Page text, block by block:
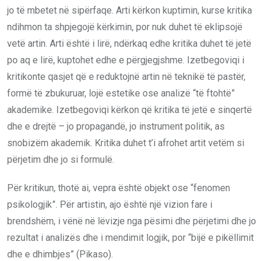
jo të mbetet në sipërfaqe. Arti kërkon kuptimin, kurse kritika
ndihmon ta shpjegojë kërkimin, por nuk duhet të eklipsojë
vetë artin. Arti është i lirë, ndërkaq edhe kritika duhet të jetë
po aq e lirë, kuptohet edhe e përgjegjshme. Izetbegoviqi i
kritikonte qasjet që e reduktojnë artin në teknikë të pastër,
formë të zbukuruar, lojë estetike ose analizë “të ftohtë”
akademike. Izetbegoviqi kërkon që kritika të jetë e sinqertë
dhe e drejtë – jo propagandë, jo instrument politik, as
snobizëm akademik. Kritika duhet t’i afrohet artit vetëm si
përjetim dhe jo si formulë.
Për kritikun, thotë ai, vepra është objekt ose “fenomen
psikologjik”. Për artistin, ajo është një vizion fare i
brendshëm, i vënë në lëvizje nga pësimi dhe përjetimi dhe jo
rezultat i analizës dhe i mendimit logjik, por “bijë e pikëllimit
dhe e dhimbjes” (Pikaso).